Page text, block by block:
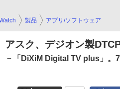
製品 アプリ/ソフトウェア
アスク、デジオン製
－「DiXiM Digital TV plus」。